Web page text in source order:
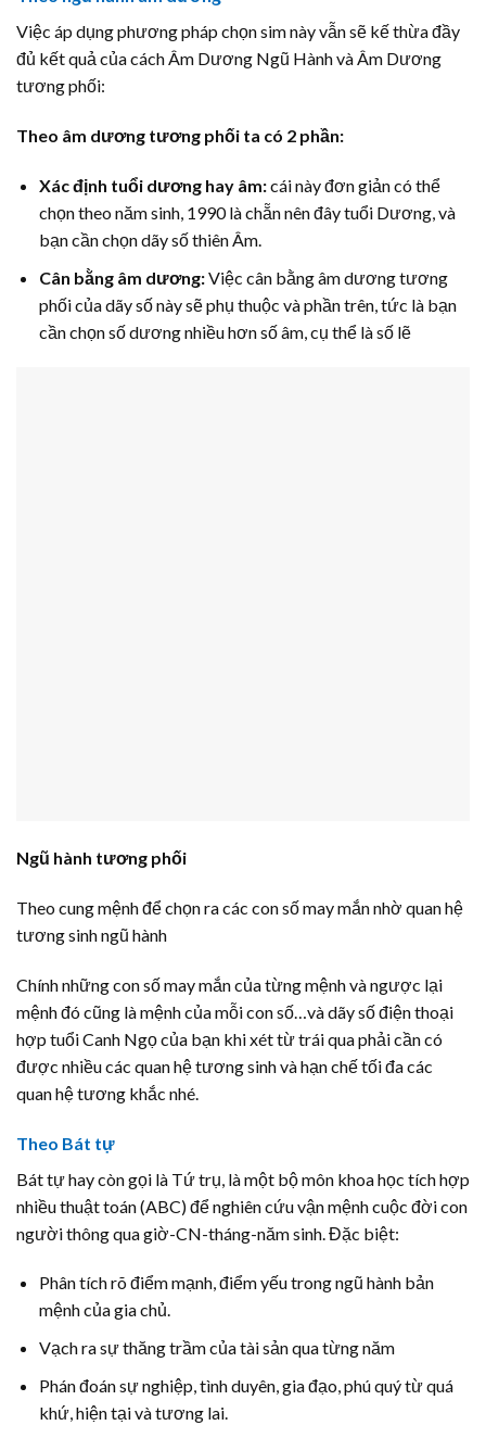
Việc áp dụng phương pháp chọn sim này vẫn sẽ kế thừa đầy
đủ kết quả của cách Âm Dương Ngũ Hành và Âm Dương
tương phối:
Theo âm dương tương phối ta có 2 phần:
Xác định tuổi dương hay âm:cái này đơn giản có thể
chọn theo năm sinh, 1990 là chẵn nên đây tuổi Dương, và
bạn cần chọn dãy số thiên Âm.
Cân bằng âm dương:Việc cân bằng âm dương tương
phối của dãy số này sẽ phụ thuộc và phần trên, tức là bạn
cần chọn số dương nhiều hơn số âm, cụ thể là số lẽ
Ngũ hành tương phối
Theo cung mệnh để chọn ra các con số may mắn nhờ quan hệ
tương sinh ngũ hành
Chính những con số may mắn của từng mệnh và ngược lại
mệnh đó cũng là mệnh của mỗi con số…và dãy số điện thoại
hợp tuổi Canh Ngọ của bạn khi xét từ trái qua phải cần có
được nhiều các quan hệ tương sinh và hạn chế tối đa các
quan hệ tương khắc nhé.
Theo Bát tự
Bát tự hay còn gọi là Tứ trụ, là một bộ môn khoa học tích hợp
nhiều thuật toán (ABC) để nghiên cứu vận mệnh cuộc đời con
người thông qua giờ-CN-tháng-năm sinh. Đặc biệt:
Phân tích rõ điểm mạnh, điểm yếu trong ngũ hành bản
mệnh của gia chủ.
Vạch ra sự thăng trầm của tài sản qua từng năm
Phán đoán sự nghiệp, tình duyên, gia đạo, phú quý từ quá
khứ, hiện tại và tương lai.